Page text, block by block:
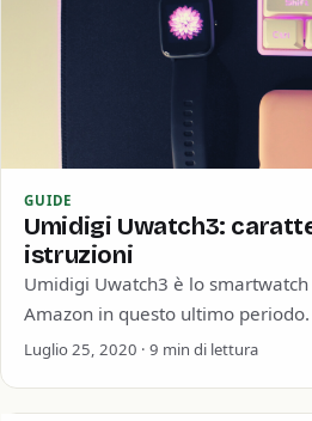
GUIDE
Umidigi Uwatch3:
istruzioni
Umidigi Uwatch3 è lo
Amazon in questo ultimo
Umidigi Uwatch3 mi ha talmente
Luglio 25, 2020 · 9 min di lettura